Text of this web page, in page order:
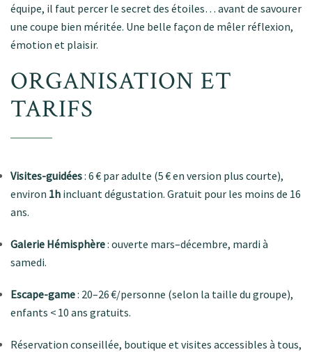
équipe, il faut percer le secret des étoiles… avant de savourer
une coupe bien méritée. Une belle façon de mêler réflexion,
émotion et plaisir.
ORGANISATION ET
TARIFS
Visites-guidées: 6 € par adulte (5 € en version plus courte),
environ 1h incluant dégustation. Gratuit pour les moins de 16
ans.
Galerie Hémisphère: ouverte mars–décembre, mardi à
samedi.
Escape-game: 20–26 €/personne (selon la taille du groupe),
enfants < 10 ans gratuits.
Réservation conseillée, boutique et visites accessibles à tous,